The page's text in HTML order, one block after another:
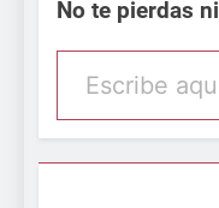
No te pierdas
Escribe aquí tu email